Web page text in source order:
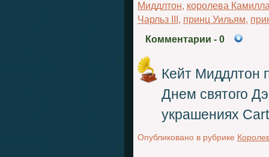
Миддлтон, королева
Чарльз III , принц Уильям,
Комментарии - 0
Кейт Миддлтон
Днем святого
украшениях
Опубликовано в рубрике